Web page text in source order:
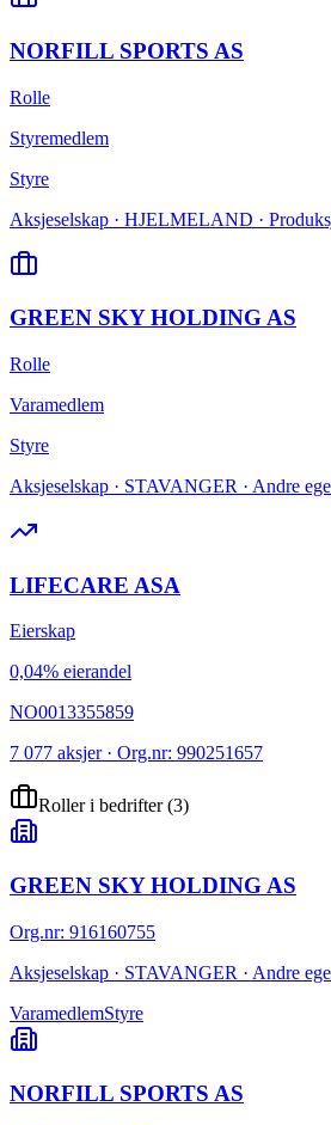
NORFILL SPORTS AS
Rolle
Styremedlem
Styre
Aksjeselskap · HJELMELAND ·
GREEN SKY HOLDING AS
Rolle
Varamedlem
Styre
Aksjeselskap · STAVANGER · Andre
LIFECARE ASA
Eierskap
0,04% eierandel
NO0013355859
7 077 aksjer · Org.nr: 990251657
Roller i bedrifter(3)
GREEN SKY HOLDING AS
Org.nr: 916160755
Aksjeselskap · STAVANGER · Andre
VaramedlemStyre
NORFILL SPORTS AS